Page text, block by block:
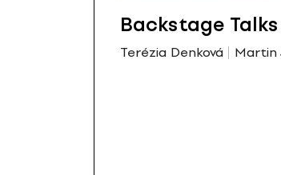
Backstage
Terézia Denková Martin